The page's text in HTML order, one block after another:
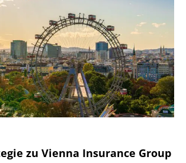
zu Vienna Insurance Group